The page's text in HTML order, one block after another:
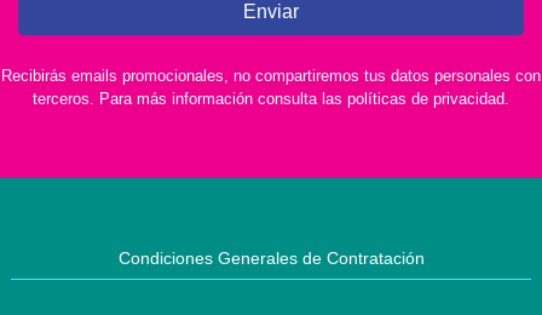
Enviar
Recibirás emails promocionales, no compartiremos tus datos personales con
terceros. Para más información consulta las políticas de privacidad.
Condiciones Generales de Contratación